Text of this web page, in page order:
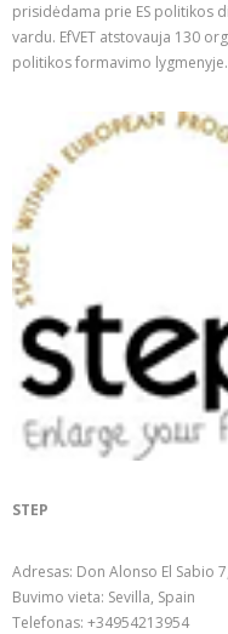
prisidėdama prie ES politikos
vardu. EfVET atstovauja 130
politikos formavimo lygmenyje.
STEP
Adresas: Don Alonso El Sabio
Buvimo vieta: Sevilla, Spain
Telefonas: +34954213954